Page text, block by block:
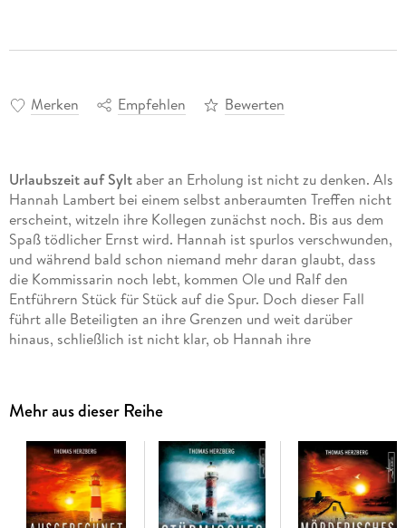
Merken Empfehlen Bewerten
Urlaubszeit auf Syltaber an Erholung ist nicht zu denken. Als
Hannah Lambert bei einem selbst anberaumten Treffen nicht
erscheint, witzeln ihre Kollegen zunächst noch. Bis aus dem
Spaß tödlicher Ernst wird. Hannah ist spurlos verschwunden,
und während bald schon niemand mehr daran glaubt, dass
die Kommissarin noch lebt, kommen Ole und Ralf den
Entführern Stück für Stück auf die Spur. Doch dieser Fall
führt alle Beteiligten an ihre Grenzen und weit darüber
hinaus, schließlich ist nicht klar, ob Hannah ihre
ermittelt" .
Jeder Fall ist in sich abgeschlossen. Es kann allerdings nicht
schaden, auch die vorangegangenen Fälle zu kennen ;)
Bisher erschienen:
" Ausgerechnet Sylt"
" Eiskaltes Sylt"
Mehr aus dieser Reihe